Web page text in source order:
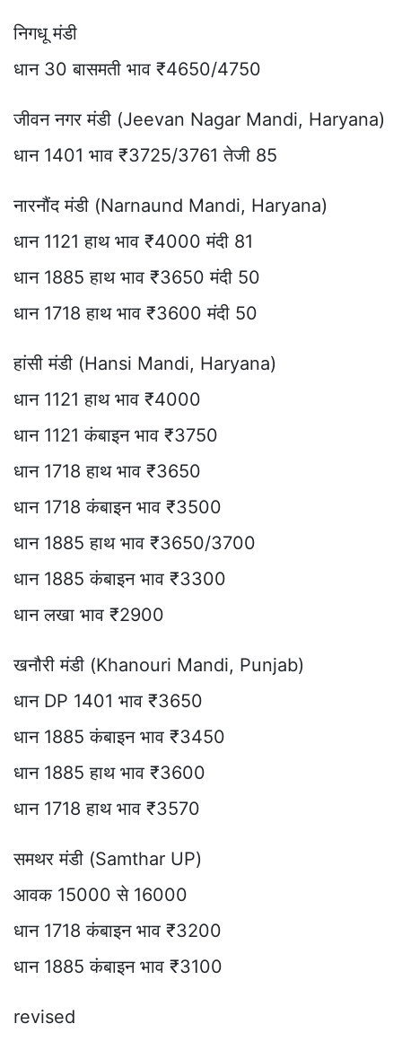
निगधू मंडी
धान 30 बासमती भाव ₹4650/4750
जीवन नगर मंडी (Jeevan Nagar Mandi, Haryana)
धान 1401 भाव ₹3725/3761 तेजी 85
नारनौंद मंडी (Narnaund Mandi, Haryana)
धान 1121 हाथ भाव ₹4000 मंदी 81
धान 1885 हाथ भाव ₹3650 मंदी 50
धान 1718 हाथ भाव ₹3600 मंदी 50
हांसी मंडी (Hansi Mandi, Haryana)
धान 1121 हाथ भाव ₹4000
धान 1121 कंबाइन भाव ₹3750
धान 1718 हाथ भाव ₹3650
धान 1718 कंबाइन भाव ₹3500
धान 1885 हाथ भाव ₹3650/3700
धान 1885 कंबाइन भाव ₹3300
धान लखा भाव ₹2900
खनौरी मंडी (Khanouri Mandi, Punjab)
धान DP 1401 भाव ₹3650
धान 1885 कंबाइन भाव ₹3450
धान 1885 हाथ भाव ₹3600
धान 1718 हाथ भाव ₹3570
समथर मंडी (Samthar UP)
आवक 15000 से 16000
धान 1718 कंबाइन भाव ₹3200
धान 1885 कंबाइन भाव ₹3100
revised